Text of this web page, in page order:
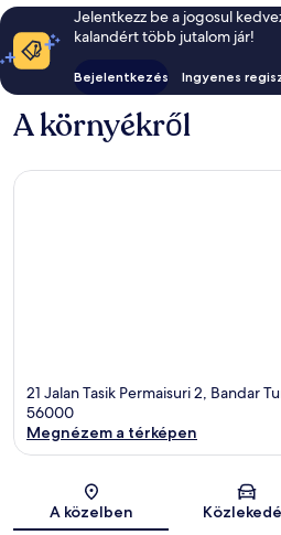
Jelentkezz be a jogosul
kalandért több jutalom jár!
Bejelentkezés Ingyenes
A környékről
21 Jalan Tasik Permaisuri 2, Bandar
56000
Megnézem a térképen
A közelben